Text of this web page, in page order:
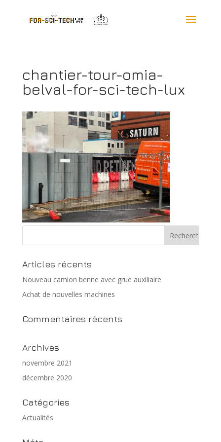
chantier-tour-omia-
belval-for-sci-tech-lux
Articles récents
Nouveau camion benne avec grue auxiliaire
Achat de nouvelles machines
Commentaires récents
Archives
novembre 2021
décembre 2020
Catégories
Actualités